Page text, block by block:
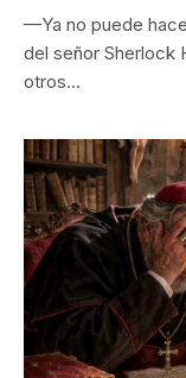
—Ya no puede
del señor Sherlock
otros…